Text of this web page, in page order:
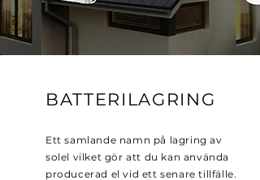
BATTERILAGRING
Ett samlande namn på lagring av
solel vilket gör att du kan använda
producerad el vid ett senare tillfälle.